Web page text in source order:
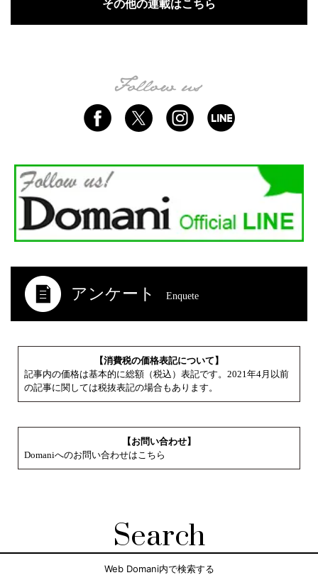
その他の連載はこちら
アンケート Enquete
【消費税の価格表記について】
記事内の価格は基本的に総額（税込）表記です。2021年4月以前
の記事に関しては税抜表記の場合もあります。
【お問い合わせ】
Domaniへのお問い合わせはこちら
Search
Web Domani内で検索する